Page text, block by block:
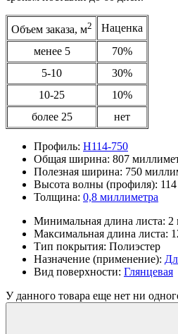
Объем заказа, м2
Наценка
менее 5
70%
5-10
30%
10-25
10%
более 25
нет
Профиль: Н114-750
Общая ширина: 807
Полезная ширина: 750
Высота волны (профиля):
Толщина: 0,8 миллиметра
Минимальная длина листа: 2
Максимальная длина листа:
Тип покрытия: Полиэстер
Назначение (применение):
Вид поверхности: Глянцевая
У данного товара еще нет ни